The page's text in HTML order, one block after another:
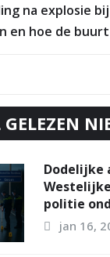
na explosie
en hoe de
GELEZEN
Dodelijke
politie
jan 16,